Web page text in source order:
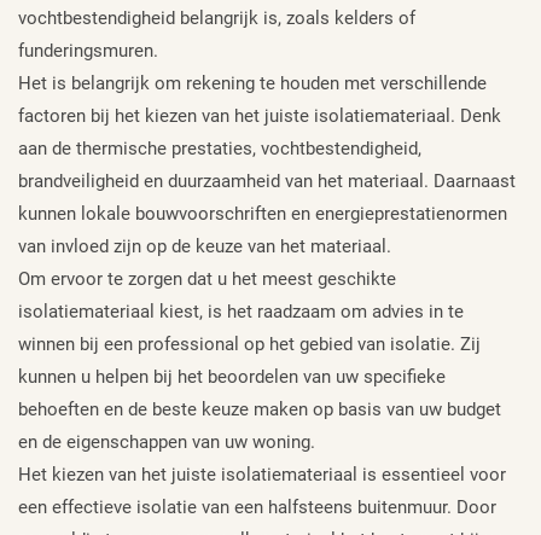
vochtbestendigheid belangrijk is, zoals kelders of
funderingsmuren.
Het is belangrijk om rekening te houden met verschillende
factoren bij het kiezen van het juiste isolatiemateriaal. Denk
aan de thermische prestaties, vochtbestendigheid,
brandveiligheid en duurzaamheid van het materiaal. Daarnaast
kunnen lokale bouwvoorschriften en energieprestatienormen
van invloed zijn op de keuze van het materiaal.
Om ervoor te zorgen dat u het meest geschikte
isolatiemateriaal kiest, is het raadzaam om advies in te
winnen bij een professional op het gebied van isolatie. Zij
kunnen u helpen bij het beoordelen van uw specifieke
behoeften en de beste keuze maken op basis van uw budget
en de eigenschappen van uw woning.
Het kiezen van het juiste isolatiemateriaal is essentieel voor
een effectieve isolatie van een halfsteens buitenmuur. Door